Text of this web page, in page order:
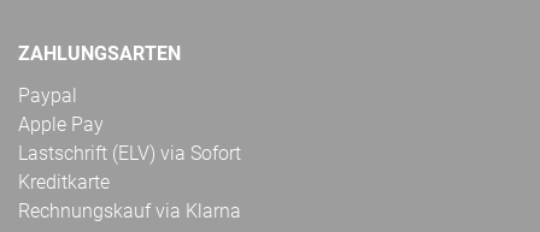
ZAHLUNGSARTEN
Paypal
Apple Pay
Lastschrift (ELV) via Sofort
Kreditkarte
Rechnungskauf via Klarna